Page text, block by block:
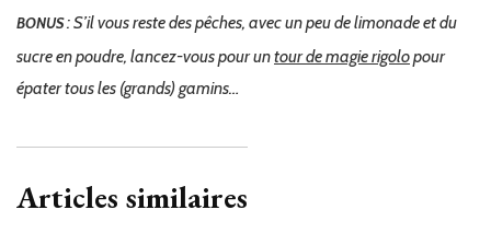
BONUS: S’il vous reste des pêches, avec un peu de limonade et du
sucre en poudre, lancez-vous pour untour de magie rigolopour
épater tous les (grands) gamins…
Articles similaires